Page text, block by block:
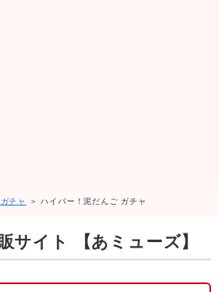
チャ ＞ ハイパー！泥だんご ガチャ
サイト 【あミューズ】